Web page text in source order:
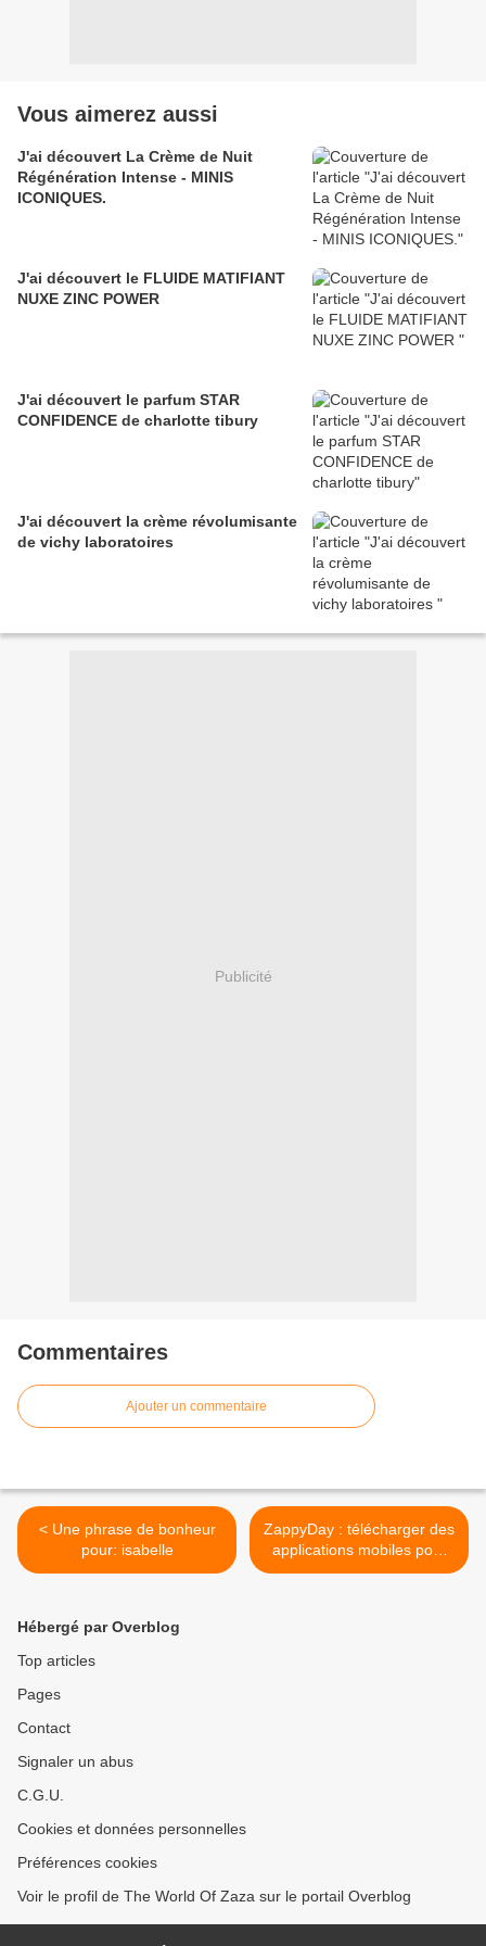
Vous aimerez aussi
J'ai découvert La Crème de Nuit
Régénération Intense - MINIS
ICONIQUES.
J'ai découvert le FLUIDE MATIFIANT
NUXE ZINC POWER
J'ai découvert le parfum STAR
CONFIDENCE de charlotte tibury
J'ai découvert la crème révolumisante
de vichy laboratoires
Publicité
Commentaires
Ajouter un commentaire
< Une phrase de bonheur
pour: isabelle
ZappyDay : télécharger des
applications mobiles pour
gagner des cadeaux >
Hébergé par Overblog
Top articles
Pages
Contact
Signaler un abus
C.G.U.
Cookies et données personnelles
Préférences cookies
Voir le profil de The World Of Zaza sur le portail Overblog